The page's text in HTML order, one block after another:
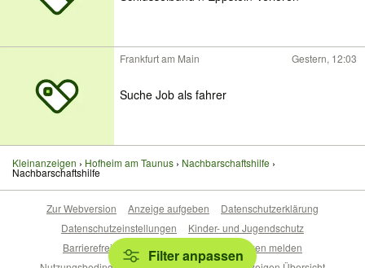
Frankfurt am Main Gestern, 12:03
Suche Job als fahrer
Kleinanzeigen Hofheim am Taunus Nachbarschaftshilfe
Nachbarschaftshilfe
Filter anpassen
Zur Webversion Anzeige aufgeben
Datenschutzerklärung
Datenschutzeinstellungen
Kinder- und Jugendschutz
Barrierefreiheitserklärung
Sicherheitslücken melden